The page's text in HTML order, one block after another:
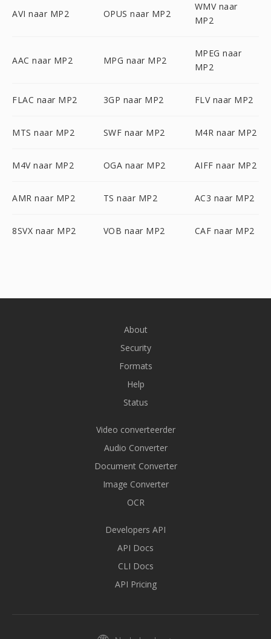
AVI naar MP2 OPUS naar MP2
WMV naar
MP2
AAC naar MP2 MPG naar MP2
MPEG naar
MP2
FLAC naar MP2 3GP naar MP2 FLV naar MP2
MTS naar MP2 SWF naar MP2 M4R naar MP2
M4V naar MP2 OGA naar MP2 AIFF naar MP2
AMR naar MP2 TS naar MP2 AC3 naar MP2
8SVX naar MP2 VOB naar MP2 CAF naar MP2
About
Security
Formats
Help
Status
Video converteerder
Audio Converter
Document Converter
Image Converter
OCR
Developers API
API Docs
CLI Docs
API Pricing